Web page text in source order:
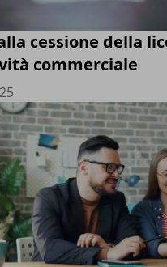
cessione della
commerciale